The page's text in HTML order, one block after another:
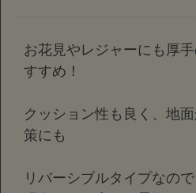
お花見やレジャーにも厚
すすめ！
クッション性も良く、地
策にも
リバーシブルタイプなの